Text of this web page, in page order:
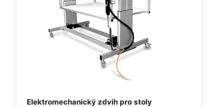
Elektromechanický zdvih pro stoly